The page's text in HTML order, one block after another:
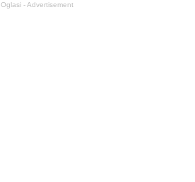
Oglasi - Advertisement